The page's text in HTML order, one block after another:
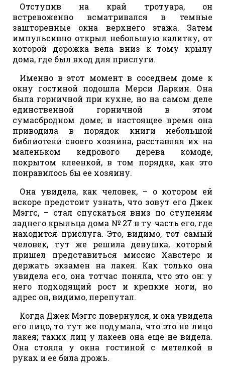
Отступив на край тротуара, он
встревоженно всматривался в темные
зашторенные окна верхнего этажа. Затем
импульсивно открыл небольшую калитку, от
которой дорожка вела вниз к тому крылу
дома, где был вход для прислуги.
Именно в этот момент в соседнем доме к
окну гостиной подошла Мерси Ларкин. Она
была горничной при кухне, но на самом деле
единственной горничной в этом
сумасбродном доме; в настоящее время она
приводила в порядок книги небольшой
библиотеки своего хозяина, расставляя их на
маленьком кедрового дерева комоде,
покрытом клеенкой, в том порядке, как это
понравилось бы ее хозяину.
Она увидела, как человек, – о котором ей
вскоре предстоит узнать, что зовут его Джек
Мэггс, – стал спускаться вниз по ступеням
заднего крыльца дома № 27 в ту часть его, где
находится прислуга. Это, видимо, тот самый
человек, тут же решила девушка, который
пришел представиться миссис Хавстерс и
держать экзамен на лакея. Как только она
увидела его, она тотчас поняла, что это он: у
него подходящий рост и крепкие ноги, но
адрес он, видимо, перепутал.
Когда Джек Мэггс повернулся, и она увидела
его лицо, то тут же подумала, что это не лицо
лакея; таких лиц у лакеев она еще не видела.
Она стояла у окна гостиной с метелкой в
руках и ее била дрожь.